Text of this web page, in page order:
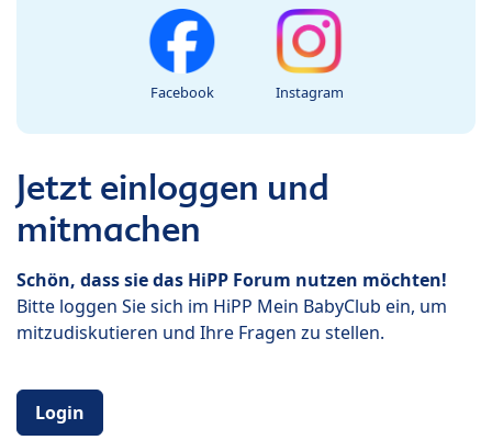
Facebook Instagram
Jetzt einloggen und
mitmachen
Schön, dass sie das HiPP Forum nutzen möchten!
Bitte loggen Sie sich im HiPP Mein BabyClub ein, um
mitzudiskutieren und Ihre Fragen zu stellen.
Login